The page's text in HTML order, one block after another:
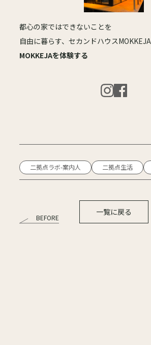
都心の家ではできないことを
自由に暮らす、セカンドハウス
MOKKEJAを体験する
二拠点ラボ-案内人
二拠点生活
BEFORE
一覧に戻る